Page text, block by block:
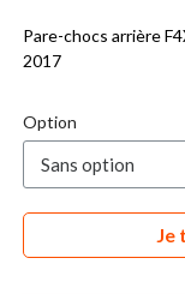
Pare-chocs arrière
2017
Option
Je